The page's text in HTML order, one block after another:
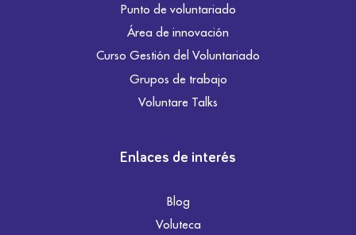
Punto de voluntariado
Área de innovación
Curso Gestión del Voluntariado
Grupos de trabajo
Voluntare Talks
Enlaces de interés
Blog
Voluteca